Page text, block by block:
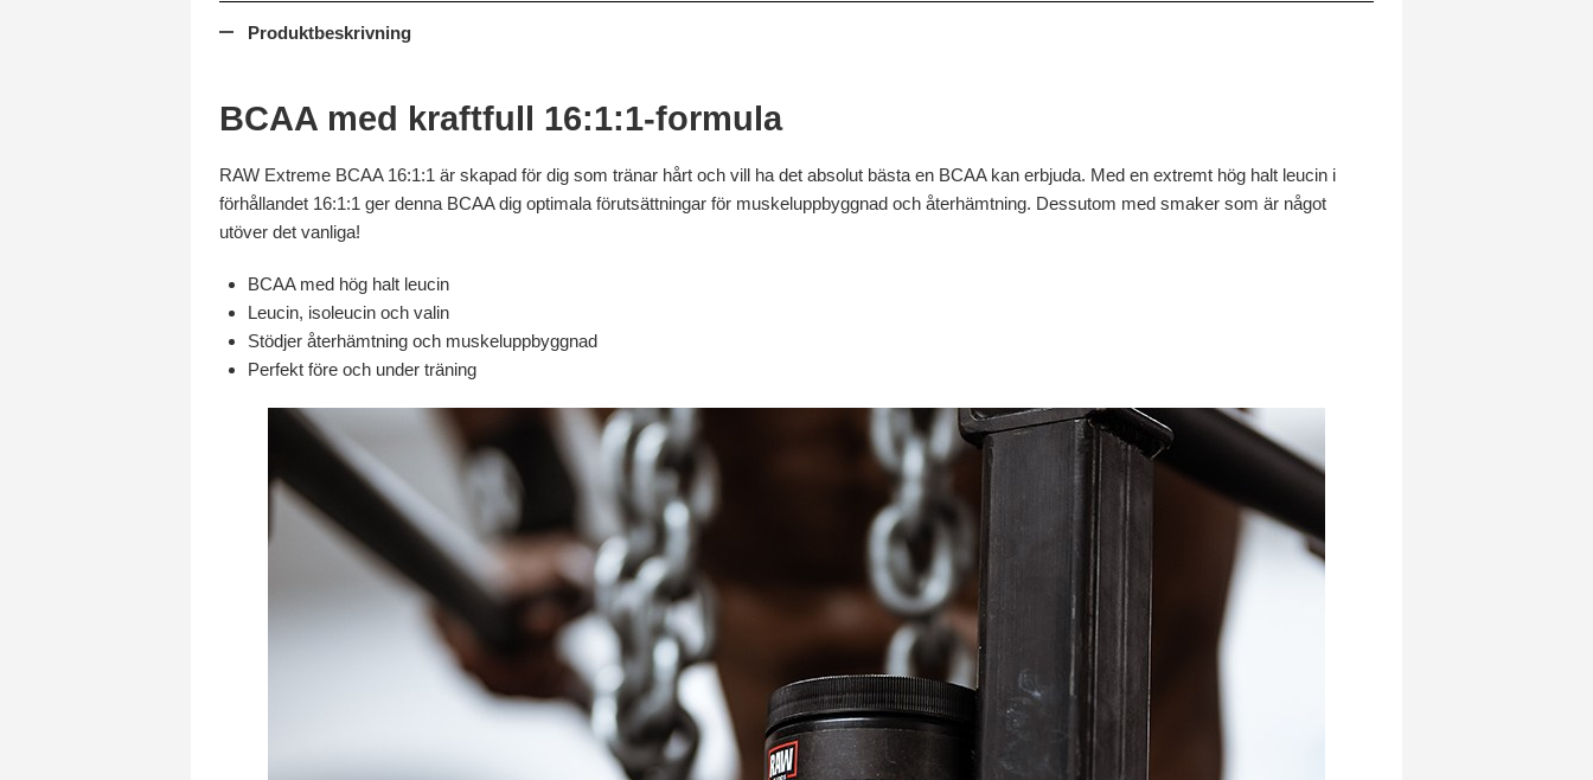
Produktbeskrivning
BCAA med kraftfull 16:1:1-formula
RAW Extreme BCAA 16:1:1 är skapad för dig som tränar hårt och vill ha det absolut bästa en BCAA kan erbjuda. Med en extremt hög halt leucin i
förhållandet 16:1:1 ger denna BCAA dig optimala förutsättningar för muskeluppbyggnad och återhämtning. Dessutom med smaker som är något
utöver det vanliga!
BCAA med hög halt leucin
Leucin, isoleucin och valin
Stödjer återhämtning och muskeluppbyggnad
Perfekt före och under träning